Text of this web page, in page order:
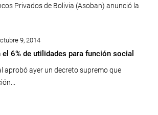
Privados de Bolivia (Asoban) anunció la
9, 2014
6% de utilidades para función social
aprobó ayer un decreto supremo que